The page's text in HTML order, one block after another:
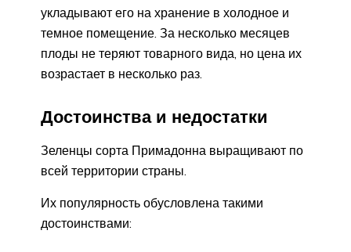
укладывают его на хранение в холодное и
темное помещение. За несколько месяцев
плоды не теряют товарного вида, но цена их
возрастает в несколько раз.
Достоинства и недостатки
Зеленцы сорта Примадонна выращивают по
всей территории страны.
Их популярность обусловлена такими
достоинствами: